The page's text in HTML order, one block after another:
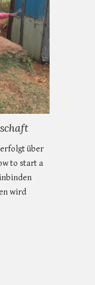
über
to start a
wird